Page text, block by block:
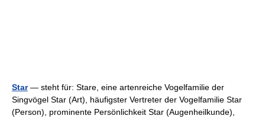
Star— steht für: Stare, eine artenreiche Vogelfamilie der
Singvögel Star (Art), häufigster Vertreter der Vogelfamilie Star
(Person), prominente Persönlichkeit Star (Augenheilkunde),